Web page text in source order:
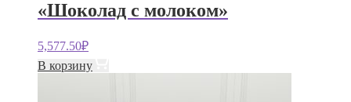
«Шоколад с молоком»
5,577.50₽
В корзину